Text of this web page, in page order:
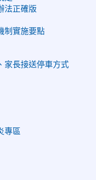
法正確版
制實施要點
家長接送停車方式
專區